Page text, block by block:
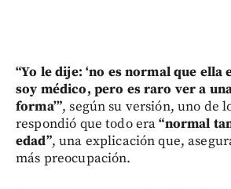
“Yo le dije: ‘no es normal que ella
soy médico, pero es raro ver a
forma’”, según su versión, uno de
respondió que todo era“normal
edad”, una explicación que,
más preocupación.